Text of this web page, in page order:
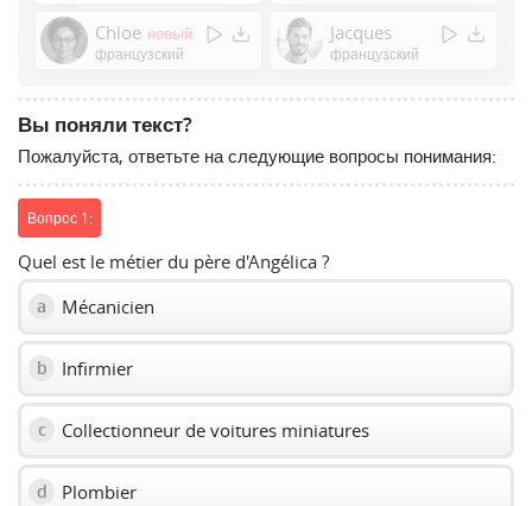
to
show
Chloe новый
французский
Jacques
французский
Вы поняли текст?
Пожалуйста, ответьте на следующие вопросы понимания:
Вопрос 1:
Quel est le métier du père d'Angélica ?
a Mécanicien
b Infirmier
c Collectionneur de voitures miniatures
d Plombier